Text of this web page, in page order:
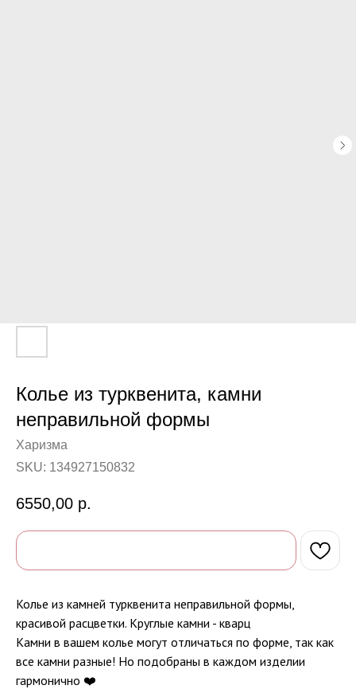
Колье из турквенита, камни
неправильной формы
Харизма
SKU: 134927150832
6550,00 р.
Колье из камней турквенита неправильной формы,
красивой расцветки. Круглые камни - кварц
Камни в вашем колье могут отличаться по форме, так как
все камни разные! Но подобраны в каждом изделии
гармонично ❤️